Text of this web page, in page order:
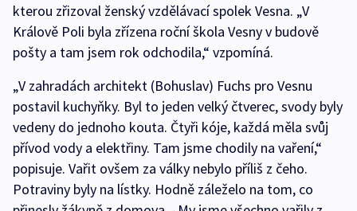
kterou zřizoval ženský vzdělávací spolek Vesna. „V
Králově Poli byla zřízena roční škola Vesny v budově
pošty a tam jsem rok odchodila,“ vzpomíná.
„V zahradách architekt (Bohuslav) Fuchs pro Vesnu
postavil kuchyňky. Byl to jeden velký čtverec, svody byly
vedeny do jednoho kouta. Čtyři kóje, každá měla svůj
přívod vody a elektřiny. Tam jsme chodily na vaření,“
popisuje. Vařit ovšem za války nebylo příliš z čeho.
Potraviny byly na lístky. Hodně záleželo na tom, co